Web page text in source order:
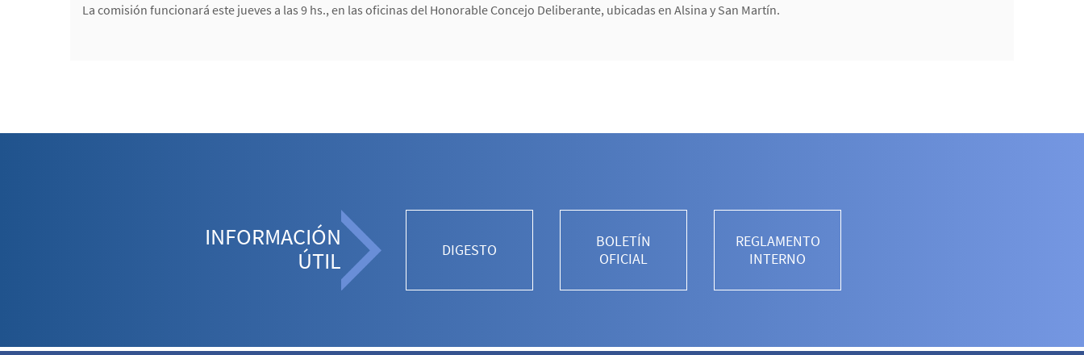
La comisión funcionará este jueves a las 9 hs., en las oficinas del Honorable Concejo Deliberante, ubicadas en Alsina y San Martín.
INFORMACIÓN
ÚTIL
DIGESTO
BOLETÍN
OFICIAL
REGLAMENTO
INTERNO